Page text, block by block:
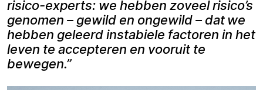
risico-experts: we hebben zoveel risico’s
genomen – gewild en ongewild – dat we
hebben geleerd instabiele factoren in het
leven te accepteren en vooruit te
bewegen.”